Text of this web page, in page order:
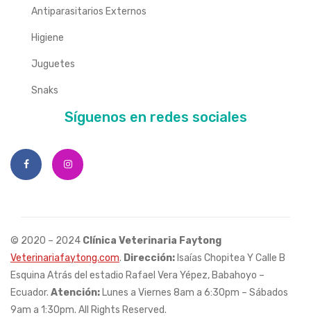
Antiparasitarios Externos
Higiene
Juguetes
Snaks
Síguenos en redes sociales
© 2020 – 2024 Clínica Veterinaria Faytong
Veterinariafaytong.com. Dirección: Isaías Chopitea Y Calle B
Esquina Atrás del estadio Rafael Vera Yépez, Babahoyo –
Ecuador. Atención: Lunes a Viernes 8am a 6:30pm – Sábados
9am a 1:30pm. All Rights Reserved.